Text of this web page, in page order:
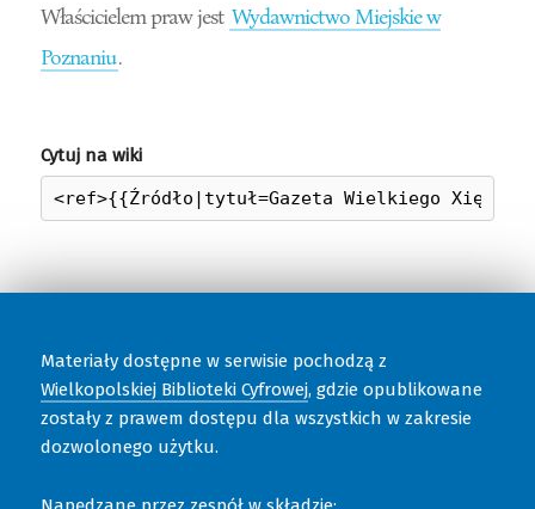
Właścicielem praw jest Wydawnictwo Miejskie w
Poznaniu.
Cytuj na wiki
Materiały dostępne w serwisie pochodzą z
Wielkopolskiej Biblioteki Cyfrowej, gdzie opublikowane
zostały z prawem dostępu dla wszystkich w zakresie
dozwolonego użytku.